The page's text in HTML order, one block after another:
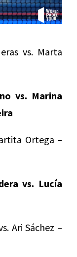
vs. Marta
vs. Marina
Ortega –
vs. Lucía
Ari Sáchez –